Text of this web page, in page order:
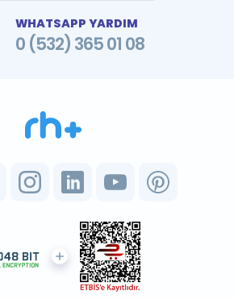
WHATSAPP YARDIM
0 (532) 365 01 08